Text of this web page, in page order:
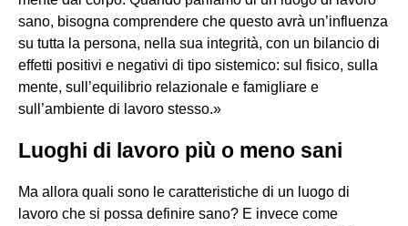
sano, bisogna comprendere che questo avrà un’influenza
su tutta la persona, nella sua integrità, con un bilancio di
effetti positivi e negativi di tipo sistemico: sul fisico, sulla
mente, sull’equilibrio relazionale e famigliare e
sull’ambiente di lavoro stesso.»
Luoghi di lavoro più o meno sani
Ma allora quali sono le caratteristiche di un luogo di
lavoro che si possa definire sano? E invece come